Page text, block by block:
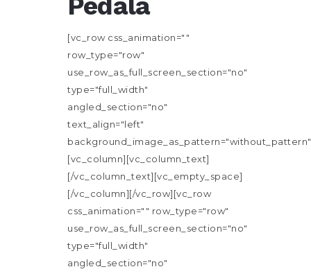
[vc_row css_animation=""
row_type="row"
use_row_as_full_screen_section="no"
type="full_width"
angled_section="no"
text_align="left"
[vc_column][vc_column_text]
[/vc_column_text][vc_empty_space]
[/vc_column][/vc_row][vc_row
css_animation="" row_type="row"
use_row_as_full_screen_section="no"
type="full_width"
angled_section="no"